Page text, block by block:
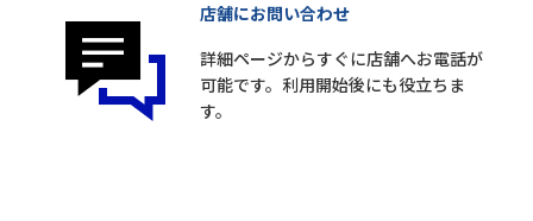
店舗にお問い合わせ
詳細ページからすぐに店舗へお電話が
可能です。利用開始後にも役立ちま
す。